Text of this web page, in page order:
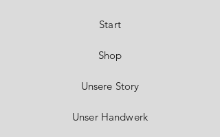
Start
Shop
Unsere Story
Unser Handwerk